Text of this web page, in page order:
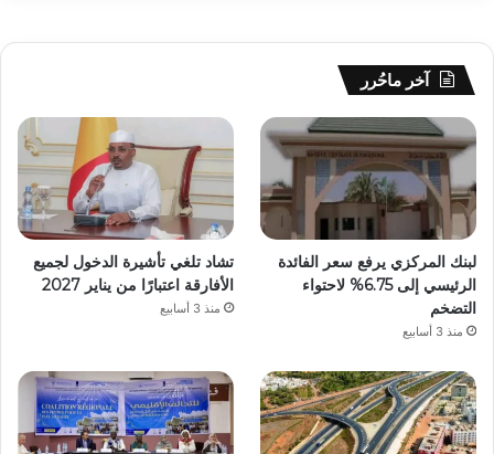
آخر ماحُرر
لبنك المركزي يرفع سعر الفائدة
الرئيسي إلى 6.75% لاحتواء
التضخم
منذ 3 أسابيع
تشاد تلغي تأشيرة الدخول لجميع
الأفارقة اعتبارًا من يناير 2027
منذ 3 أسابيع